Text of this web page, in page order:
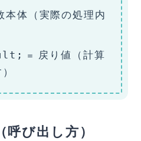
体（実際の処理内
= 戻り値（計算
び出し方）